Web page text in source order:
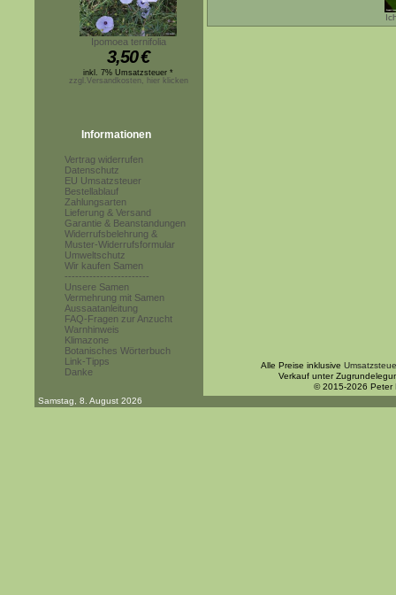
Ipomoea ternifolia
3,50€
inkl. 7% Umsatzsteuer *
zzgl.Versandkosten, hier klicken
Informationen
Vertrag widerrufen
Datenschutz
EU Umsatzsteuer
Bestellablauf
Zahlungsarten
Lieferung & Versand
Garantie & Beanstandungen
Widerrufsbelehrung &
Muster-Widerrufsformular
Umweltschutz
Wir kaufen Samen
------------------------
Unsere Samen
Vermehrung mit Samen
Aussaatanleitung
FAQ-Fragen zur Anzucht
Warnhinweis
Klimazone
Botanisches Wörterbuch
Link-Tipps
Danke
Alle Preise inklusive
Verkauf unter
© 2015-2026 Peter
Samstag, 8. August 2026